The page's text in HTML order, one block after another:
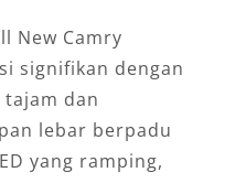
New Camry
signifikan dengan
dan
lebar berpadu
yang ramping,